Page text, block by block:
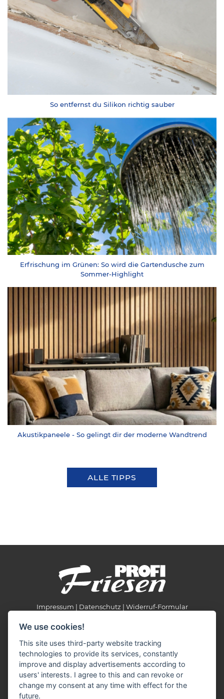
So entfernst du Silikon richtig sauber
Erfrischung im Grünen: So wird die Gartendusche zum
Sommer-Highlight
Akustikpaneele - So gelingt dir der moderne Wandtrend
ALLE TIPPS
Impressum Datenschutz Widerruf-Formular
Cookie-Einstellungen ändern
Profi Friesen
Meppener Str. 135
49808 Lingen
Telefon: 05 91 96 35 50
We use cookies!
This site uses third-party website tracking
technologies to provide its services, constantly
improve and display advertisements according to
users' interests. I agree to this and can revoke or
change my consent at any time with effect for the
future.